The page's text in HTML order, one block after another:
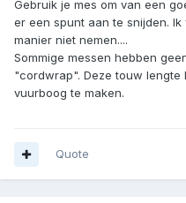
Gebruik je mes om van een
er een spunt aan te snijden.
manier niet nemen....
Sommige messen hebben
"cordwrap". Deze touw lengte
vuurboog te maken.
Quote